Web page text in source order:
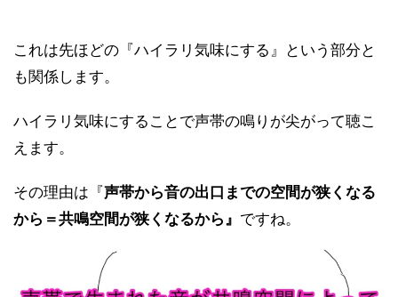
これは先ほどの『ハイラリ気味にする』という部分と
も関係します。
ハイラリ気味にすることで声帯の鳴りが尖がって聴こ
えます。
その理由は『声帯から音の出口までの空間が狭くなる
から＝共鳴空間が狭くなるから』 ですね。